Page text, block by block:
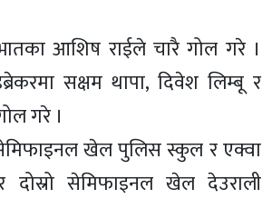
आशिष राईले चारै गोल गरे ।
सक्षम थापा, दिवेश लिम्बू र
गरे ।
खेल पुलिस स्कुल र एक्वा
सेमिफाइनल खेल देउराली